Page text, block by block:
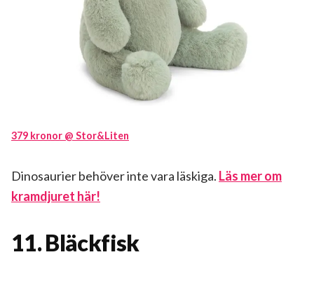
379 kronor @ Stor&Liten
Dinosaurier behöver inte vara läskiga. Läs mer om
kramdjuret här!
11. Bläckfisk